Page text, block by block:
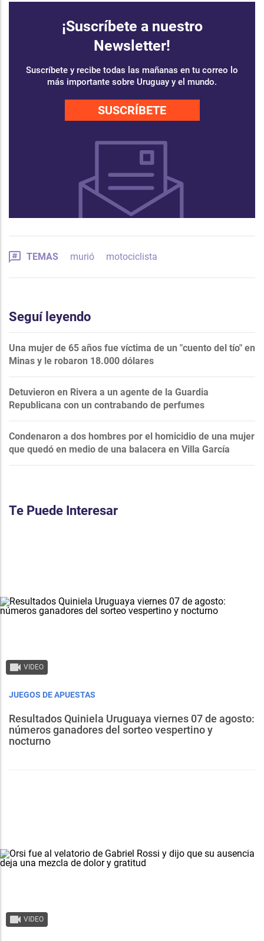
¡Suscríbete a nuestro
Newsletter!
Suscríbete y recibe todas las mañanas en tu correo lo
más importante sobre Uruguay y el mundo.
SUSCRÍBETE
TEMAS murió motociclista
Seguí leyendo
Una mujer de 65 años fue víctima de un "cuento del tío" en
Minas y le robaron 18.000 dólares
Detuvieron en Rivera a un agente de la Guardia
Republicana con un contrabando de perfumes
Condenaron a dos hombres por el homicidio de una mujer
que quedó en medio de una balacera en Villa García
Te Puede Interesar
VIDEO
JUEGOS DE APUESTAS
Resultados Quiniela Uruguaya viernes 07 de agosto:
números ganadores del sorteo vespertino y
nocturno
VIDEO